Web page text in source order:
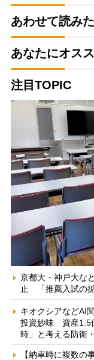
あわせて読み
あなたにオス
注目TOPIC
京都大・神戸大な
止 「推薦入試の
キオクシアなどAI
投資妙味 資産1.5
時」と考える防衛
【納車時に複数の